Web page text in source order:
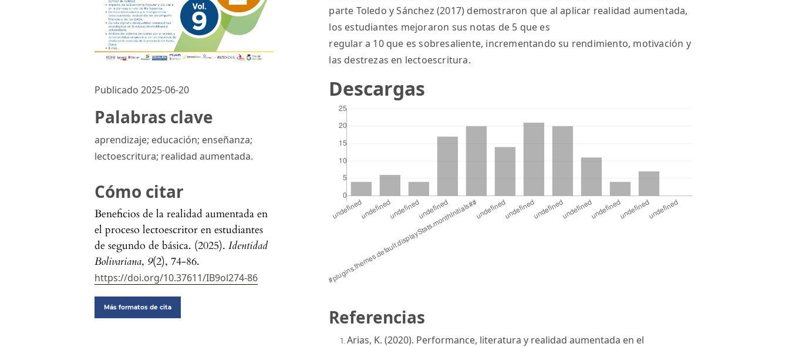
Publicado 2025-06-20
Palabras clave
aprendizaje; educación; enseñanza;
lectoescritura; realidad aumentada.
Cómo citar
Beneficios de la realidad aumentada en
el proceso lectoescritor en estudiantes
de segundo de básica. (2025).Identidad
Bolivariana,9(2), 74-86.
https://doi.org/10.37611/IB9ol274-86
Más formatos de cita
parte Toledo y Sánchez (2017) demostraron que al aplicar realidad aumentada,
los estudiantes mejoraron sus notas de 5 que es
regular a 10 que es sobresaliente, incrementando su rendimiento, motivación y
las destrezas en lectoescritura.
Descargas
Referencias
Arias, K. (2020). Performance, literatura y realidad aumentada en el